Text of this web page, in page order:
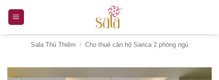
nội
Sala Thủ Thiêm / Cho thuê căn hộ Sarica 2 phòng ngủ